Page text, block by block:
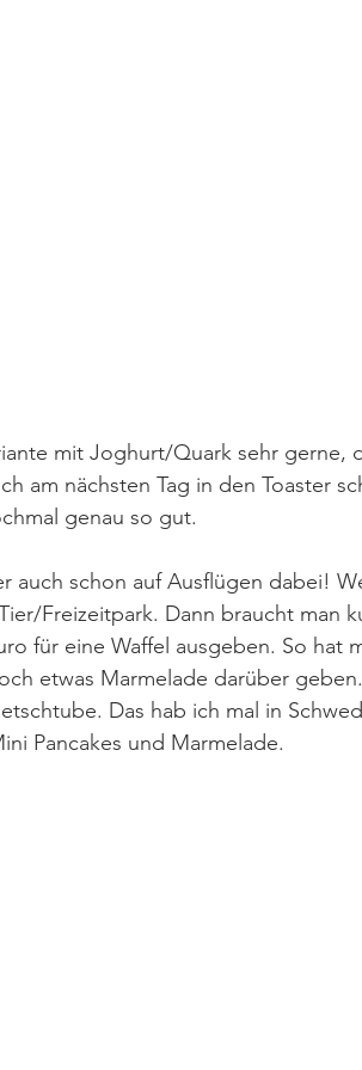
mit Joghurt/Quark sehr gerne,
am nächsten Tag in den Toaster
genau so gut.
auch schon auf Ausflügen dabei!
Freizeitpark. Dann braucht man
für eine Waffel ausgeben. So hat
etwas Marmelade darüber
Das hab ich mal in
Pancakes und Marmelade.